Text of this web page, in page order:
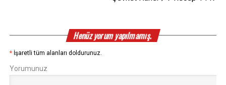
Henüz yorum yapılmamış.
* İşaretli tüm alanları doldurunuz.
Yorumunuz